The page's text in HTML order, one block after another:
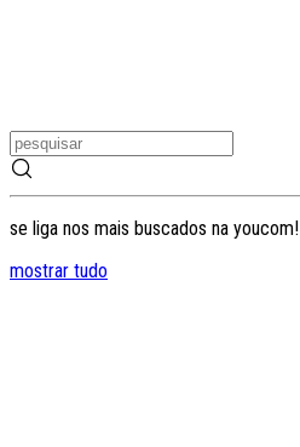
se liga nos mais buscados na youcom!
mostrar tudo